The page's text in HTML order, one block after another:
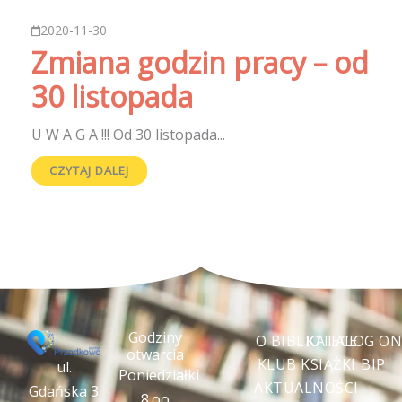
2020-11-30
Zmiana godzin pracy – od
30 listopada
U W A G A !!! Od 30 listopada...
CZYTAJ DALEJ
ul.
Gdańska 3
Godziny
otwarcia
Poniedziałki
O BIBLIOTECE
KLUB KSIĄŻKI
AKTUALNOŚCI
KATALOG
BIP